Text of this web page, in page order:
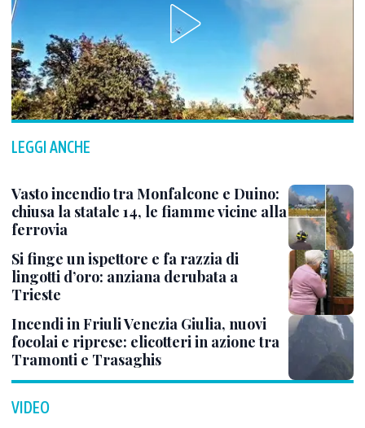
LEGGI ANCHE
Vasto incendio tra Monfalcone e Duino:
chiusa la statale 14, le fiamme vicine alla
ferrovia
Si finge un ispettore e fa razzia di
lingotti d’oro: anziana derubata a
Trieste
Incendi in Friuli Venezia Giulia, nuovi
focolai e riprese: elicotteri in azione tra
Tramonti e Trasaghis
VIDEO